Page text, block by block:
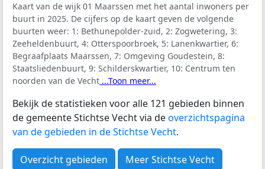
Kaart van de wijk 01 Maarssen met het aantal inwoners per
buurt in 2025. De cijfers op de kaart geven de volgende
buurten weer: 1: Bethunepolder-zuid, 2: Zogwetering, 3:
Zeeheldenbuurt, 4: Otterspoorbroek, 5: Lanenkwartier, 6:
Begraafplaats Maarssen, 7: Omgeving Goudestein, 8:
Staatsliedenbuurt, 9: Schilderskwartier, 10: Centrum ten
noorden van de Vecht ...Toon meer...
Bekijk de statistieken voor alle 121 gebieden binnen
de gemeente Stichtse Vecht via deoverzichtspagina
van de gebieden in de Stichtse Vecht.
Overzicht gebieden Meer Stichtse Vecht